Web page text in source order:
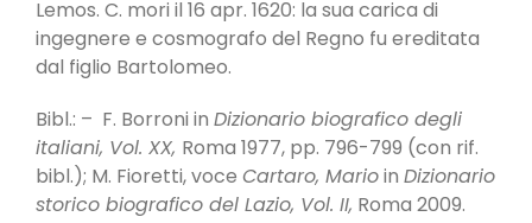
Lemos. C. mori il 16 apr. 1620: la sua carica di
ingegnere e cosmografo del Regno fu ereditata
dal figlio Bartolomeo.
Bibl.: – F. Borroni in Dizionario biografico degli
italiani, Vol. XX, Roma 1977, pp. 796-799 (con rif.
bibl.); M. Fioretti, voce Cartaro, Marioin Dizionario
storico biografico del Lazio, Vol. II, Roma 2009.